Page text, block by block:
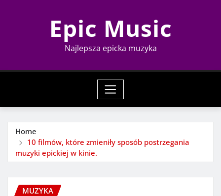
Epic Music
Najlepsza epicka muzyka
Home
10 filmów, które zmieniły sposób postrzegania
muzyki epickiej w kinie.
MUZYKA